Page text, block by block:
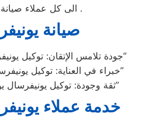
الى كل عملاء صيانة غسالة يونيفرسال .
صيانة
“جودة تلامس الإتقان: توكيل يونيفرسال يضمن الصيانة الممتازة”
“خبراء في العناية: توكيل يونيفرسال يضمن أداء الأجهزة بأمان”
“ثقة وجودة: توكيل يونيفرسال يوفر صيانة مضمونة للأجهزة”
خدمة عملاء